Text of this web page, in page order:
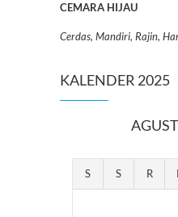
CEMARA HIJAU
Cerdas, Mandiri, Rajin,
KALENDER 2025
S S R